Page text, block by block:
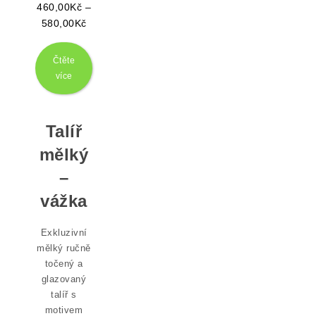
460,00Kč –
580,00KčRozpětí cen: 460,00Kč až 580,00Kč
Čtěte
více
Talíř
mělký
–
vážka
Exkluzivní
mělký ručně
točený a
glazovaný
talíř s
motivem